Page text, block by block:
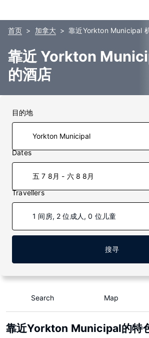
首页 加拿大 靠近Yorkton Municipal
靠近 Yorkton
的酒店
目的地
Dates
五 7 8月 - 六 8 8月
Travellers
1 间房, 2 位成人, 0 位儿童
搜寻
Search Map
靠近Yorkton Municipal的特